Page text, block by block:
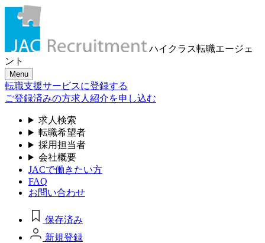
ハイクラス転職エージェ
ント
Menu
転職支援サービスに登録する
ご登録済みの方求人紹介を申し込む
求人検索
転職希望者
採用担当者
会社概要
JACで働きたい方
FAQ
お問い合わせ
保存済み
新規登録